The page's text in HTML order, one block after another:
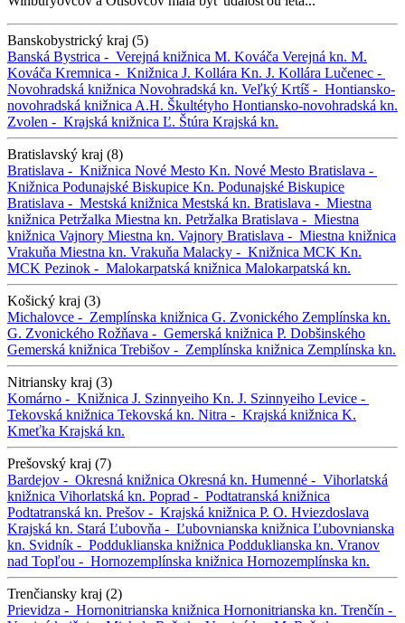
Banskobystrický kraj (5)
Banská Bystrica - Verejná knižnica M. Kováča Verejná kn. M.
Kováča Kremnica - Knižnica J. Kollára Kn. J. Kollára Lučenec -
Novohradská knižnica Novohradská kn. Veľký Krtíš - Hontiansko-
novohradská knižnica A.H. Škultétyho Hontiansko-novohradská kn.
Zvolen - Krajská knižnica Ľ. Štúra Krajská kn.
Bratislavský kraj (8)
Bratislava - Knižnica Nové Mesto Kn. Nové Mesto Bratislava -
Knižnica Podunajské Biskupice Kn. Podunajské Biskupice
Bratislava - Mestská knižnica Mestská kn. Bratislava - Miestna
knižnica Petržalka Miestna kn. Petržalka Bratislava - Miestna
knižnica Vajnory Miestna kn. Vajnory Bratislava - Miestna knižnica
Vrakuňa Miestna kn. Vrakuňa Malacky - Knižnica MCK Kn.
MCK Pezinok - Malokarpatská knižnica Malokarpatská kn.
Košický kraj (3)
Michalovce - Zemplínska knižnica G. Zvonického Zemplínska kn.
G. Zvonického Rožňava - Gemerská knižnica P. Dobšinského
Gemerská knižnica Trebišov - Zemplínska knižnica Zemplínska kn.
Nitriansky kraj (3)
Komárno - Knižnica J. Szinnyeiho Kn. J. Szinnyeiho Levice -
Tekovská knižnica Tekovská kn. Nitra - Krajská knižnica K.
Kmeťka Krajská kn.
Prešovský kraj (7)
Bardejov - Okresná knižnica Okresná kn. Humenné - Vihorlatská
knižnica Vihorlatská kn. Poprad - Podtatranská knižnica
Podtatranská kn. Prešov - Krajská knižnica P. O. Hviezdoslava
Krajská kn. Stará Ľubovňa - Ľubovnianska knižnica Ľubovnianska
kn. Svidník - Podduklianska knižnica Podduklianska kn. Vranov
nad Topľou - Hornozemplínska knižnica Hornozemplínska kn.
Trenčiansky kraj (2)
Prievidza - Hornonitrianska knižnica Hornonitrianska kn. Trenčín -